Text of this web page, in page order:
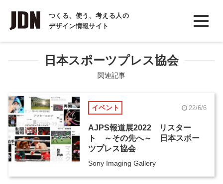
つくる、使う、考える人の
デザイン情報サイト
INTERVIEW
インタビュー
REPORT
COLUMN
コラム
日本スポーツプレス協会
関連記事
イベント 22/6/6
AJPS報道展2022 リスター
ト ～その先へ～ 日本スポー
ツプレス協会
Sony Imaging Gallery